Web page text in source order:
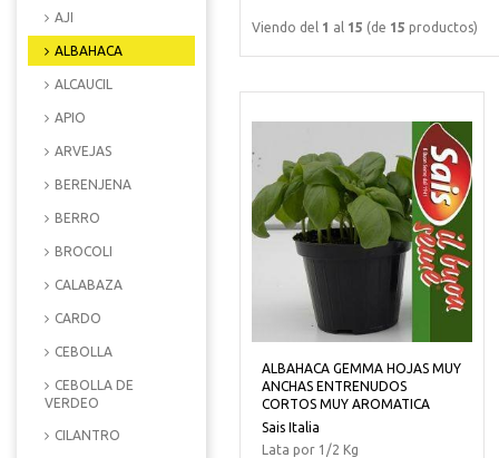
AJI
ALBAHACA
ALCAUCIL
APIO
ARVEJAS
BERENJENA
BERRO
BROCOLI
CALABAZA
CARDO
CEBOLLA
CEBOLLA DE
VERDEO
CILANTRO
Viendo del 1 al 15 (de 15 productos)
ALBAHACA GEMMA HOJAS MUY
ANCHAS ENTRENUDOS
CORTOS MUY AROMATICA
Sais Italia
Lata por 1/2 Kg